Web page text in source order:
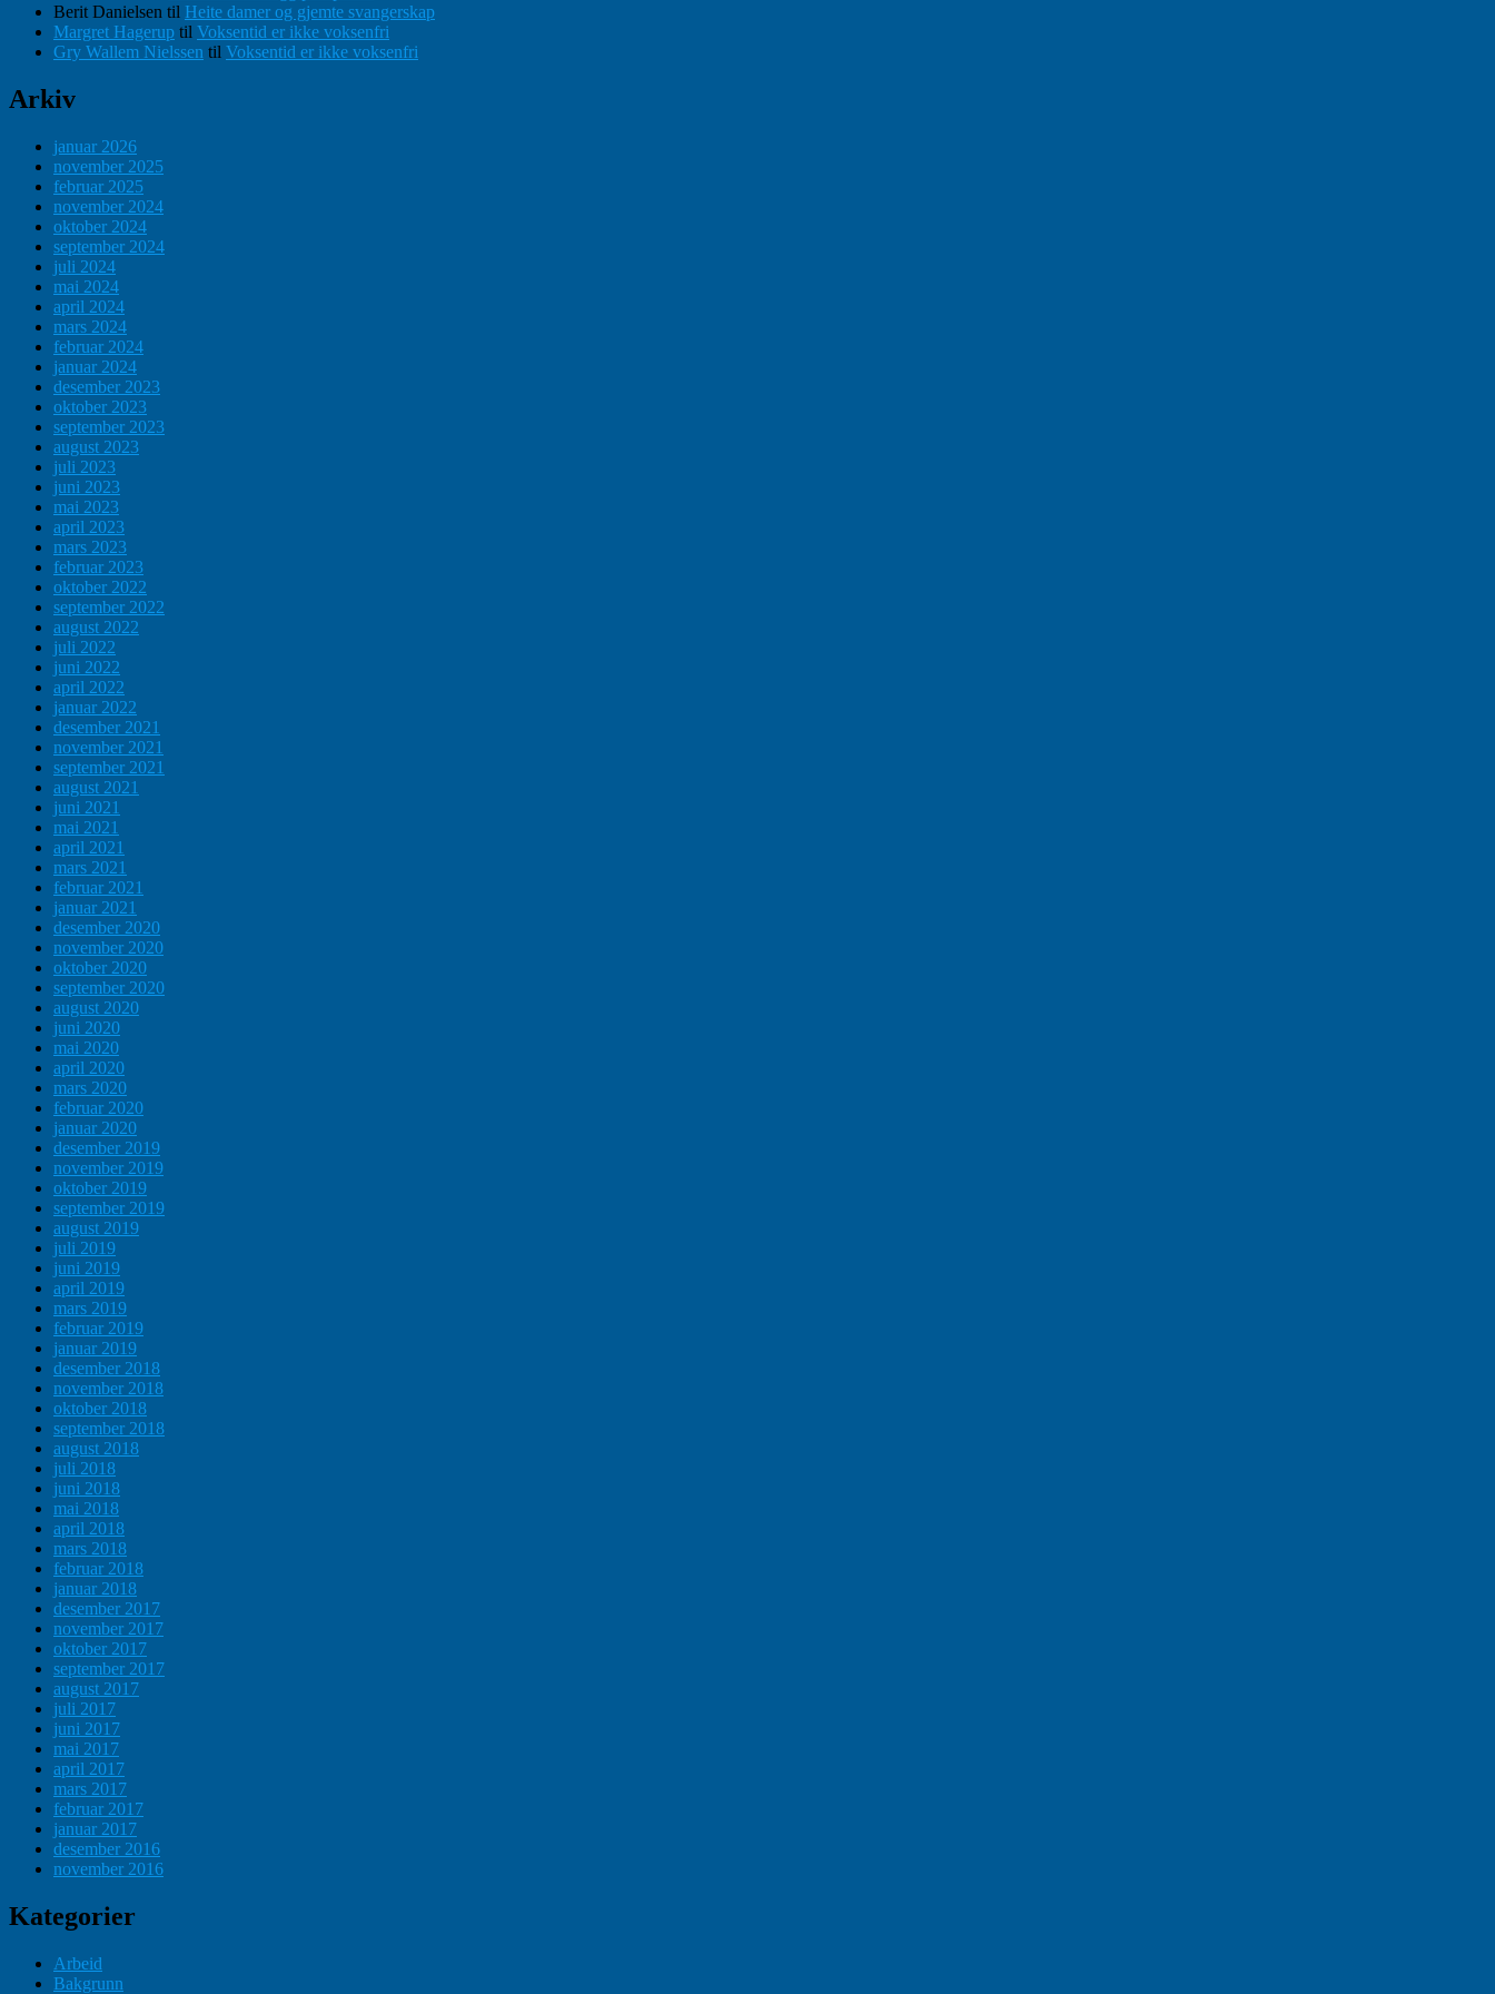
Berit Danielsen til Heite damer og gjemte svangerskap
Margret Hagerup til Voksentid er ikke voksenfri
Gry Wallem Nielssen til Voksentid er ikke voksenfri
Arkiv
januar 2026
november 2025
februar 2025
november 2024
oktober 2024
september 2024
juli 2024
mai 2024
april 2024
mars 2024
februar 2024
januar 2024
desember 2023
oktober 2023
september 2023
august 2023
juli 2023
juni 2023
mai 2023
april 2023
mars 2023
februar 2023
oktober 2022
september 2022
august 2022
juli 2022
juni 2022
april 2022
januar 2022
desember 2021
november 2021
september 2021
august 2021
juni 2021
mai 2021
april 2021
mars 2021
februar 2021
januar 2021
desember 2020
november 2020
oktober 2020
september 2020
august 2020
juni 2020
mai 2020
april 2020
mars 2020
februar 2020
januar 2020
desember 2019
november 2019
oktober 2019
september 2019
august 2019
juli 2019
juni 2019
april 2019
mars 2019
februar 2019
januar 2019
desember 2018
november 2018
oktober 2018
september 2018
august 2018
juli 2018
juni 2018
mai 2018
april 2018
mars 2018
februar 2018
januar 2018
desember 2017
november 2017
oktober 2017
september 2017
august 2017
juli 2017
juni 2017
mai 2017
april 2017
mars 2017
februar 2017
januar 2017
desember 2016
november 2016
Kategorier
Arbeid
Bakgrunn